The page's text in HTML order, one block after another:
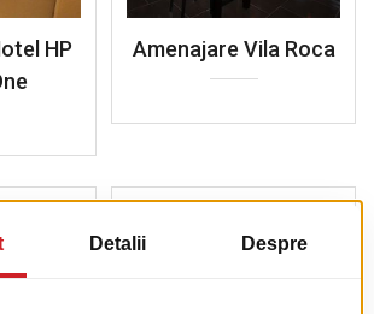
HP
Amenajare Vila Roca